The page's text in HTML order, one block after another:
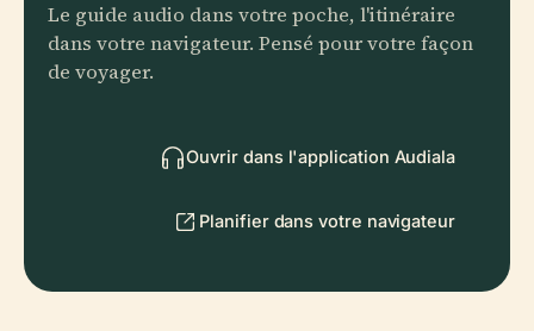
Le guide audio dans votre poche, l'itinéraire
dans votre navigateur. Pensé pour votre façon
de voyager.
Ouvrir dans l'application Audiala
Planifier dans votre navigateur